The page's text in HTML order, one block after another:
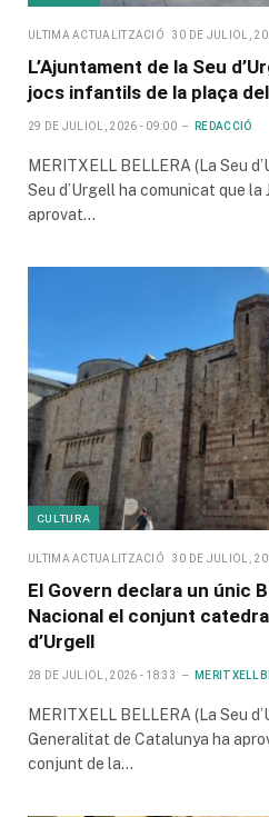
ULTIMA ACTUALITZACIÓ 30 DE JULIOL,
L’Ajuntament de la Seu
jocs infantils de la plaça
29 DE JULIOL, 2026 - 09:00 REDACCIÓ
MERITXELL BELLERA (La Seu
Seu d’Urgell ha comunicat que la
aprovat…
CULTURA
ULTIMA ACTUALITZACIÓ 30 DE JULIOL,
El Govern declara un únic
Nacional el conjunt
d’Urgell
28 DE JULIOL, 2026 - 18:33 MERITXELL
MERITXELL BELLERA (La Seu
Generalitat de Catalunya ha
conjunt de la…